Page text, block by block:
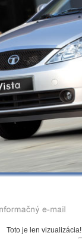
Toto je len